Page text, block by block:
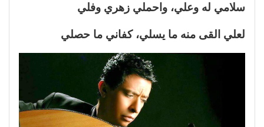
سلامي له وعلي، واحملي زهري وفلي
لعلي القى منه ما يسلي، كفاني ما حصلي